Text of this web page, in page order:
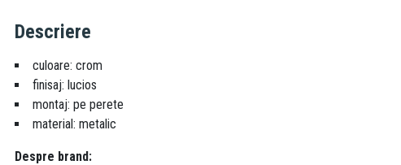
Descriere
culoare: crom
finisaj: lucios
montaj: pe perete
material: metalic
Despre brand: